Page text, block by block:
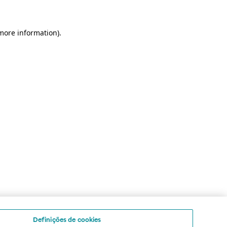
information).
Definições de cookies